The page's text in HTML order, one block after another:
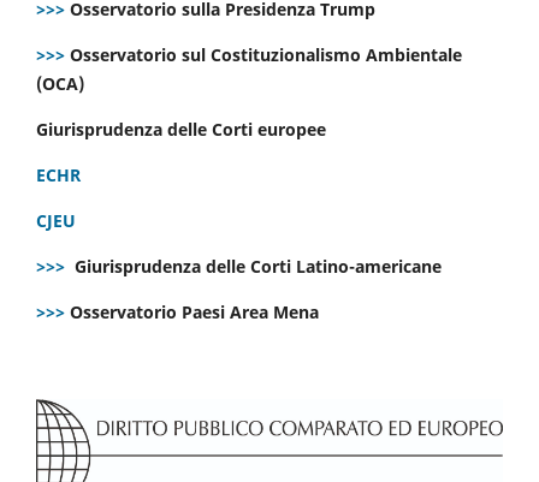
>>> Osservatorio sulla Presidenza Trump
>>> Osservatorio sul Costituzionalismo Ambientale
(OCA)
Giurisprudenza delle Corti europee
ECHR
CJEU
>>> Giurisprudenza delle Corti Latino-americane
>>> Osservatorio Paesi Area Mena